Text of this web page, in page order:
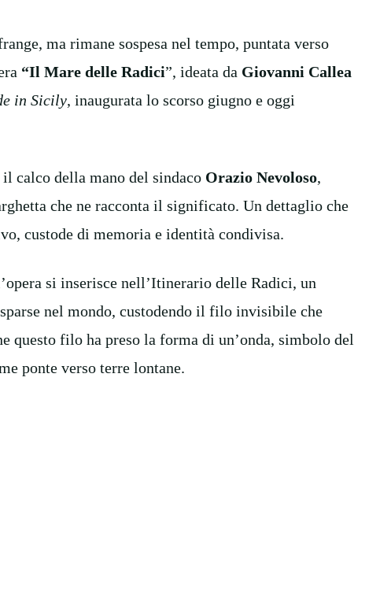
ma rimane sospesa nel tempo, puntata verso
“Il Mare delle Radici”, ideata da Giovanni Callea
in Sicily, inaugurata lo scorso giugno e oggi
calco della mano del sindaco Orazio Nevoloso,
che ne racconta il significato. Un dettaglio che
custode di memoria e identità condivisa.
si inserisce nell’Itinerario delle Radici, un
nel mondo, custodendo il filo invisibile che
questo filo ha preso la forma di un’onda, simbolo del
ponte verso terre lontane.